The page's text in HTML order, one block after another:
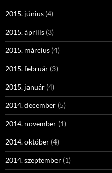
2015. június (4)
2015. április (3)
2015. március (4)
2015. február (3)
2015. január (4)
2014. december (5)
2014. november (1)
2014. október (4)
2014. szeptember (1)